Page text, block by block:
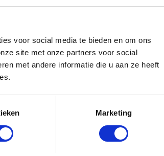
voor social media te bieden en om ons
site met onze partners voor social
met andere informatie die u aan ze heeft
Marketing